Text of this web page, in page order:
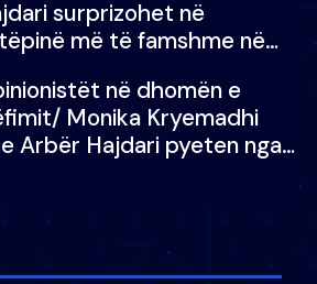
surprizohet në
më të famshme në
e tij
në dhomën e
Monika Kryemadhi
Arbër Hajdari pyeten nga